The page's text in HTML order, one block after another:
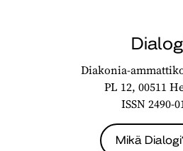
Diakonia-
PL 12, 00511
ISSN 2490-
Mikä